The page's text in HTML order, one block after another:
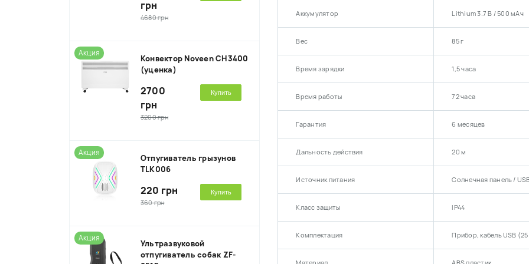
грн
4680 грн
Акция
Конвектор Noveen CH3400
(уценка)
2700
грн
3200 грн
Купить
Акция
Отпугиватель грызунов
TLK006
220 грн
360 грн
Купить
Акция
Ультразвуковой
отпугиватель собак ZF-
-
Аккумулятор Lithium 3.7 В / 500 мАч
Вес 85 г
Время зарядки 1,5 часа
Время работы 72 часа
Гарантия 6 месяцев
Дальность действия 20 м
Источник питания Солнечная панель /
Класс защиты IP44
Комплектация Прибор, кабель USB